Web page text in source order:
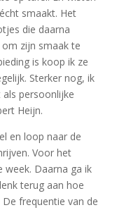
smaakt. Het
die daarna
zijn smaak te
is koop ik ze
Sterker nog, ik
persoonlijke
Heijn.
en loop naar de
Voor het
week. Daarna ga ik
terug aan hoe
frequentie van de